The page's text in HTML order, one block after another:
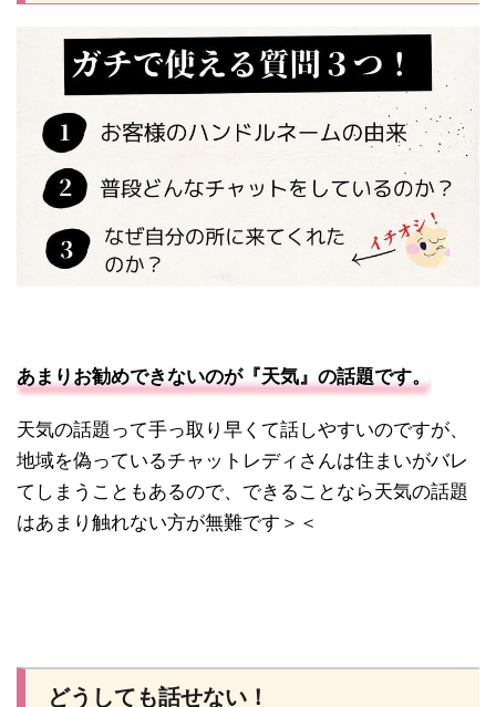
あまりお勧めできないのが『天気』の話題です。
天気の話題って手っ取り早くて話しやすいのですが、
地域を偽っているチャットレディさんは住まいがバレ
てしまうこともあるので、できることなら天気の話題
はあまり触れない方が無難です＞＜
どうしても話せない！